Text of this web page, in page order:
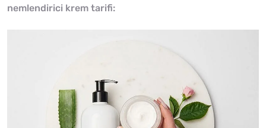
nemlendirici krem tarifi: